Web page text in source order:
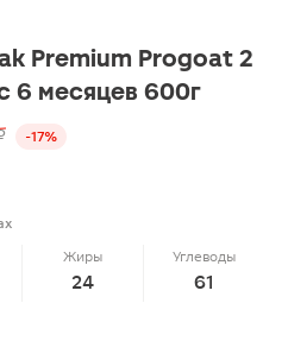
Premium Progoat 2
6 месяцев 600г
-17%
Жиры
24
Углеводы
61